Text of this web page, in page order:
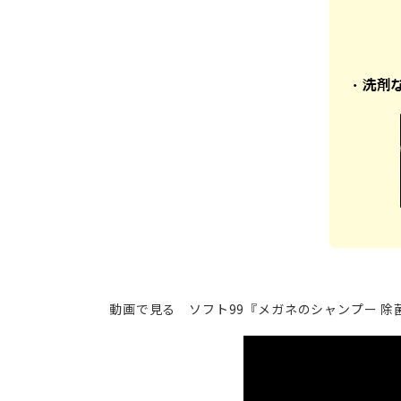
動画で見る ソフト99『メガネのシャンプー 除